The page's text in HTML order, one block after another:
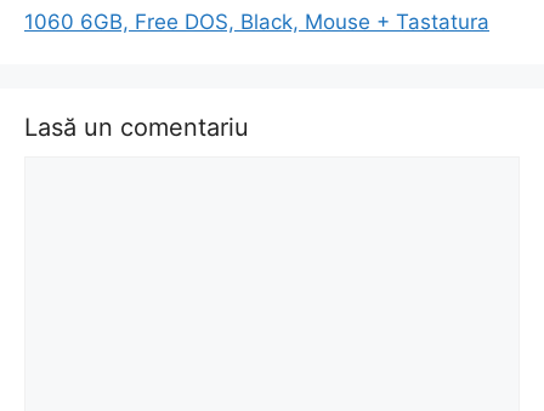
1060 6GB, Free DOS, Black, Mouse + Tastatura
Lasă un comentariu